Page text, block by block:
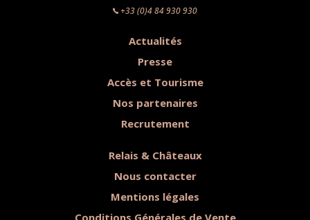
+33 (0)4 84 930 930
Actualités
Presse
Accès et Tourisme
Nos partenaires
Recrutement
Relais & Châteaux
Nous contacter
Mentions légales
Conditions Générales de Vente